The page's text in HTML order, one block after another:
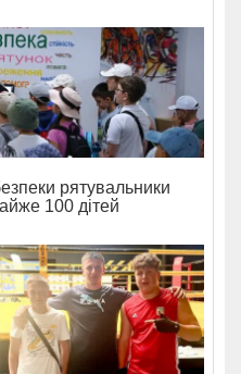
рятувальники
100 дітей